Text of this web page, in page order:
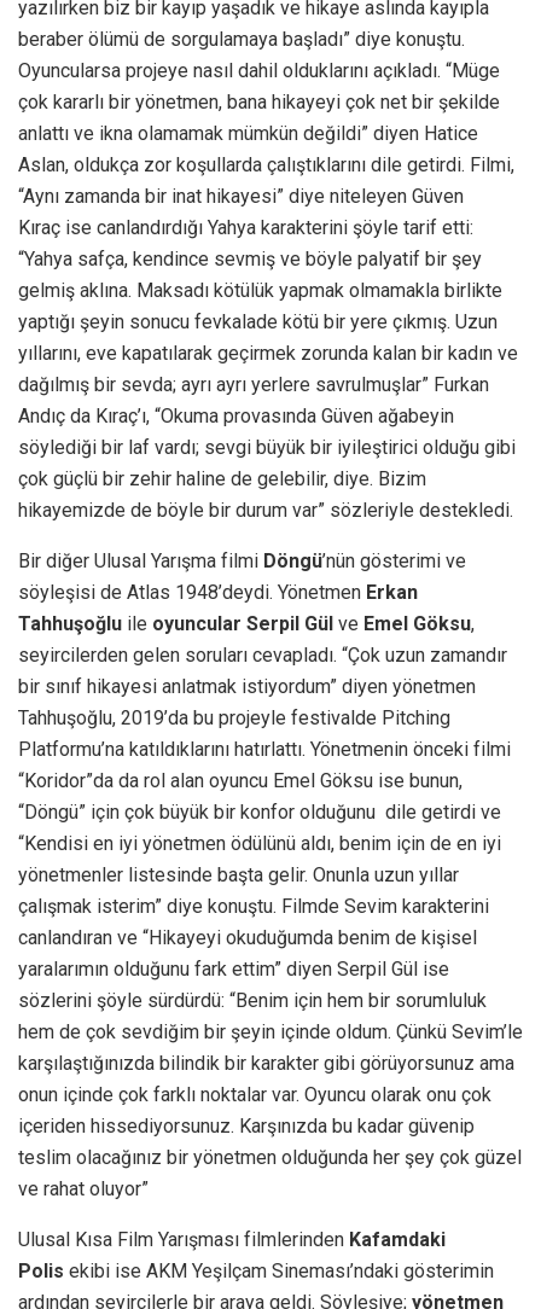
yazılırken biz bir kayıp yaşadık ve hikaye aslında kayıpla
beraber ölümü de sorgulamaya başladı” diye konuştu.
Oyuncularsa projeye nasıl dahil olduklarını açıkladı. “Müge
çok kararlı bir yönetmen, bana hikayeyi çok net bir şekilde
anlattı ve ikna olamamak mümkün değildi” diyen Hatice
Aslan, oldukça zor koşullarda çalıştıklarını dile getirdi. Filmi,
“Aynı zamanda bir inat hikayesi” diye niteleyen Güven
Kıraç ise canlandırdığı Yahya karakterini şöyle tarif etti:
“Yahya safça, kendince sevmiş ve böyle palyatif bir şey
gelmiş aklına. Maksadı kötülük yapmak olmamakla birlikte
yaptığı şeyin sonucu fevkalade kötü bir yere çıkmış. Uzun
yıllarını, eve kapatılarak geçirmek zorunda kalan bir kadın ve
dağılmış bir sevda; ayrı ayrı yerlere savrulmuşlar” Furkan
Andıç da Kıraç’ı, “Okuma provasında Güven ağabeyin
söylediği bir laf vardı; sevgi büyük bir iyileştirici olduğu gibi
çok güçlü bir zehir haline de gelebilir, diye. Bizim
hikayemizde de böyle bir durum var” sözleriyle destekledi.
Bir diğer Ulusal Yarışma filmi Döngü’nün gösterimi ve
söyleşisi de Atlas 1948’deydi. Yönetmen Erkan
Tahhuşoğlu ile oyuncular Serpil Gül ve Emel Göksu,
seyircilerden gelen soruları cevapladı. “Çok uzun zamandır
bir sınıf hikayesi anlatmak istiyordum” diyen yönetmen
Tahhuşoğlu, 2019’da bu projeyle festivalde Pitching
Platformu’na katıldıklarını hatırlattı. Yönetmenin önceki filmi
“Koridor”da da rol alan oyuncu Emel Göksu ise bunun,
“Döngü” için çok büyük bir konfor olduğunu dile getirdi ve
“Kendisi en iyi yönetmen ödülünü aldı, benim için de en iyi
yönetmenler listesinde başta gelir. Onunla uzun yıllar
çalışmak isterim” diye konuştu. Filmde Sevim karakterini
canlandıran ve “Hikayeyi okuduğumda benim de kişisel
yaralarımın olduğunu fark ettim” diyen Serpil Gül ise
sözlerini şöyle sürdürdü: “Benim için hem bir sorumluluk
hem de çok sevdiğim bir şeyin içinde oldum. Çünkü Sevim’le
karşılaştığınızda bilindik bir karakter gibi görüyorsunuz ama
onun içinde çok farklı noktalar var. Oyuncu olarak onu çok
içeriden hissediyorsunuz. Karşınızda bu kadar güvenip
teslim olacağınız bir yönetmen olduğunda her şey çok güzel
ve rahat oluyor”
Ulusal Kısa Film Yarışması filmlerinden Kafamdaki
Polis ekibi ise AKM Yeşilçam Sineması’ndaki gösterimin
ardından seyircilerle bir araya geldi. Söyleşiye; yönetmen